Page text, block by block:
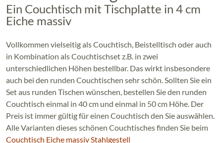
Ein Couchtisch mit Tischplatte in 4 cm
Eiche massiv
Vollkommen vielseitig als Couchtisch, Beistelltisch oder auch
in Kombination als Couchtischset z.B. in zwei
unterschiedlichen Höhen bestellbar. Das wirkt insbesondere
auch bei den runden Couchtischen sehr schön. Sollten Sie ein
Set aus runden Tischen wünschen, bestellen Sie den runden
Couchtisch einmal in 40 cm und einmal in 50 cm Höhe. Der
Preis ist immer gültig für einen Couchtisch den Sie auswählen.
Alle Varianten dieses schönen Couchtisches finden Sie beim
Couchtisch Eiche massiv Stahlgestell